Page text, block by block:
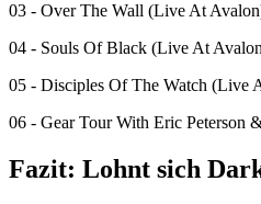
03 - Over The Wall (Live At
04 - Souls Of Black (Live At
05 - Disciples Of The Watch (Live
06 - Gear Tour With Eric Peterson
Fazit: Lohnt sich